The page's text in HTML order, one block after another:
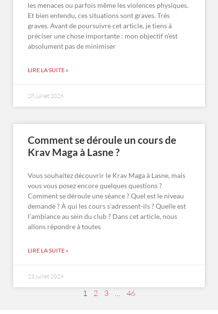
les menaces ou parfois même les violences physiques.
Et bien entendu, ces situations sont graves. Très
graves. Avant de poursuivre cet article, je tiens à
préciser une chose importante : mon objectif n’est
absolument pas de minimiser
LIRE LA SUITE »
28 juillet 2026
Comment se déroule un cours de
Krav Maga à Lasne ?
Vous souhaitez découvrir le Krav Maga à Lasne, mais
vous vous posez encore quelques questions ?
Comment se déroule une séance ? Quel est le niveau
demandé ? À qui les cours s’adressent-ils ? Quelle est
l’ambiance au sein du club ? Dans cet article, nous
allons répondre à toutes
LIRE LA SUITE »
23 juillet 2026
1 2 3 46